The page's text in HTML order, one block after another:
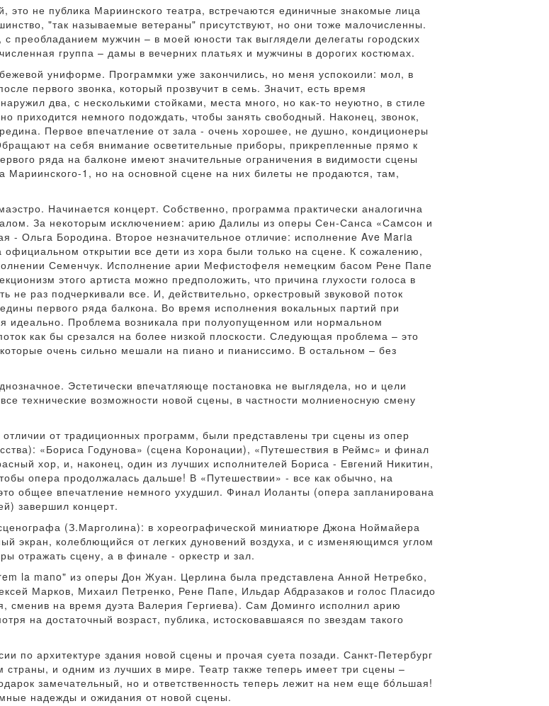
не публика Мариинского театра, встречаются единичные знакомые лица
"так называемые ветераны" присутствуют, но они тоже малочисленны.
преобладанием мужчин – в моей юности так выглядели делегаты городских
группа – дамы в вечерних платьях и мужчины в дорогих костюмах.
униформе. Программки уже закончились, но меня успокоили: мол, в
первого звонка, который прозвучит в семь. Значит, есть время
два, с несколькими стойками, места много, но как-то неуютно, в стиле
приходится немного подождать, чтобы занять свободный. Наконец, звонок,
Первое впечатление от зала - очень хорошее, не душно, кондиционеры
на себя внимание осветительные приборы, прикрепленные прямо к
ряда на балконе имеют значительные ограничения в видимости сцены
1, но на основной сцене на них билеты не продаются, там,
Начинается концерт. Собственно, программа практически аналогична
За некоторым исключением: арию Далилы из оперы Сен-Санса «Самсон и
- Ольга Бородина. Второе незначительное отличие: исполнение Ave Maria
открытии все дети из хора были только на сцене. К сожалению,
Семенчук. Исполнение арии Мефистофеля немецким басом Рене Папе
этого артиста можно предположить, что причина глухости голоса в
не раз подчеркивали все. И, действительно, оркестровый звуковой поток
первого ряда балкона. Во время исполнения вокальных партий при
идеально. Проблема возникала при полуопущенном или нормальном
как бы срезался на более низкой плоскости. Следующая проблема – это
очень сильно мешали на пиано и пианиссимо. В остальном – без
Эстетически впечатляюще постановка не выглядела, но и цели
технические возможности новой сцены, в частности молниеносную смену
от традиционных программ, были представлены три сцены из опер
«Бориса Годунова» (сцена Коронации), «Путешествия в Реймс» и финал
хор, и, наконец, один из лучших исполнителей Бориса - Евгений Никитин,
опера продолжалась дальше! В «Путешествии» - все как обычно, на
общее впечатление немного ухудшил. Финал Иоланты (опера запланирована
завершил концерт.
(З.Марголина): в хореографической миниатюре Джона Ноймайера
экран, колеблющийся от легких дуновений воздуха, и с изменяющимся углом
отражать сцену, а в финале - оркестр и зал.
la mano" из оперы Дон Жуан. Церлина была представлена Анной Нетребко,
Марков, Михаил Петренко, Рене Папе, Ильдар Абдразаков и голос Пласидо
сменив на время дуэта Валерия Гергиева). Сам Доминго исполнил арию
на достаточный возраст, публика, истосковавшаяся по звездам такого
по архитектуре здания новой сцены и прочая суета позади. Санкт-Петербург
и одним из лучших в мире. Театр также теперь имеет три сцены –
замечательный, но и ответственность теперь лежит на нем еще бóльшая!
надежды и ожидания от новой сцены.